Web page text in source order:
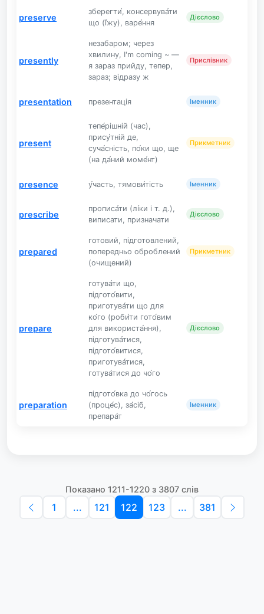
preserve
зберегти́, консервува́ти
що (ї́жу), варе́ння
Дієслово
presently
незабаром; через
хвилину, I'm coming ~ —
я зараз прийду, тепер,
зараз; відразу ж
Прислівник
presentation презентація Іменник
present
тепе́рішній (час),
прису́тній де,
суча́сність, по́ки що, ще
(на да́ний моме́нт)
Прикметник
presence у́часть, тямови́тість Іменник
prescribe
прописа́ти (лі́ки і т. д.),
виписати, призначати
Дієслово
prepared
готовий, підготовлений,
попередньо оброблений
(очищений)
Прикметник
prepare
готува́ти що,
підгото́вити,
приготува́ти що для
ко́го (роби́ти гото́вим
для використа́ння),
підготува́тися,
підгото́витися,
приготува́тися,
готува́тися до чо́го
Дієслово
preparation
підгото́вка до чо́гось
(проце́с), за́сіб,
препара́т
Іменник
Показано 1211-1220 з 3807 слів
1 ... 121 122 123 ... 381